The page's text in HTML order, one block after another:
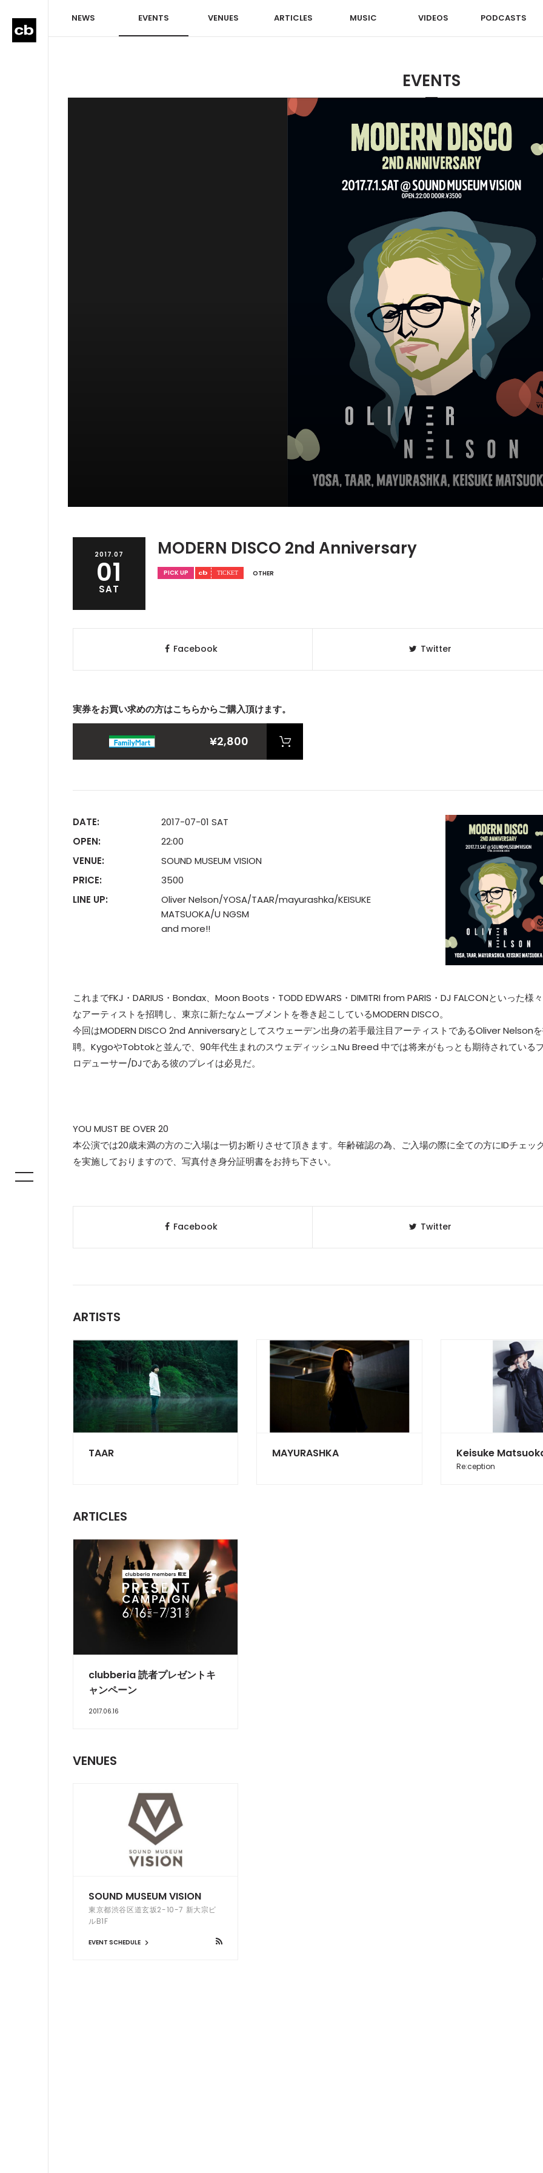
NEWS EVENTS VENUES ARTICLES MUSIC VIDEOS PODCASTS
EVENTS
2017.07
01
SAT
MODERN DISCO 2nd Anniversary
PICK UP OTHER
Facebook Twitter
実券をお買い求めの方はこちらからご購入頂けます。
¥2,800
DATE:
2017-07-01 SAT
OPEN:
22:00
VENUE:
SOUND MUSEUM VISION
PRICE:
3500
LINE UP:
Oliver Nelson/YOSA/TAAR/mayurashka/KEISUKE
MATSUOKA/U NGSM
and more!!
これまでFKJ・DARIUS・Bondax、Moon Boots・TODD EDWARS・DIMITRI from PARIS・DJ FALCONといった様々
なアーティストを招聘し、東京に新たなムーブメントを巻き起こしているMODERN DISCO。
今回はMODERN DISCO 2nd Anniversaryとしてスウェーデン出身の若手最注目アーティストであるOliver Nelson
聘。KygoやTobtokと並んで、90年代生まれのスウェディッシュNu Breed 中では将来がもっとも期待されている
ロデューサー/DJである彼のプレイは必見だ。
YOU MUST BE OVER 20
本公演では20歳未満の方のご入場は一切お断りさせて頂きます。年齢確認の為、ご入場の際に全ての方にIDチェッ
を実施しておりますので、写真付き身分証明書をお持ち下さい。
Facebook Twitter
ARTISTS
TAAR MAYURASHKA Keisuke
Re:ception
ARTICLES
clubberia 読者プレゼントキ
ャンペーン
2017.06.16
VENUES
SOUND MUSEUM VISION
東京都渋谷区道玄坂2-10-7 新大宗ビ
ルB1F
EVENT SCHEDULE